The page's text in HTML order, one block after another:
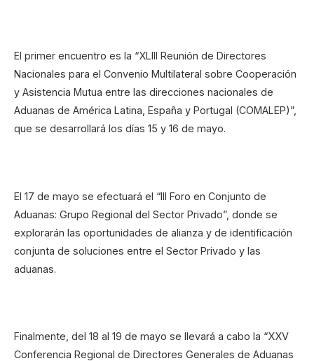
El primer encuentro es la “XLIII Reunión de Directores
Nacionales para el Convenio Multilateral sobre Cooperación
y Asistencia Mutua entre las direcciones nacionales de
Aduanas de América Latina, España y Portugal (COMALEP)”,
que se desarrollará los días 15 y 16 de mayo.
El 17 de mayo se efectuará el “III Foro en Conjunto de
Aduanas: Grupo Regional del Sector Privado”, donde se
explorarán las oportunidades de alianza y de identificación
conjunta de soluciones entre el Sector Privado y las
aduanas.
Finalmente, del 18 al 19 de mayo se llevará a cabo la “XXV
Conferencia Regional de Directores Generales de Aduanas